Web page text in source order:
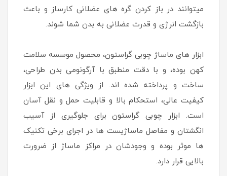
میتوانند در باز کردن گره های عضلانی کارساز و باعث
بازگشت انرژی و قدرت عضلانی به بدن شما شوند.
ابزار های ماساژ چوبی گراستون، محصول موسسه سلامت
کهن بوده، و با دقت منطبق با آرگونومی بدن طراحی،
ساخت و پرداخته شده اند. از ویژگی های این ابزار
کیفیت عالی، استحکام بالا و قابلیت حمل و نقل آسان
است. ابزار چوبی گراستون برای جلوگیری از آسیب
انگشتان و مفاصل ماساژیست ها در اجرای برخی تکنیک
ها موثر بوده و وجودشان در مراکز ماساژ از ضرورت
بالایی قرار دارد.